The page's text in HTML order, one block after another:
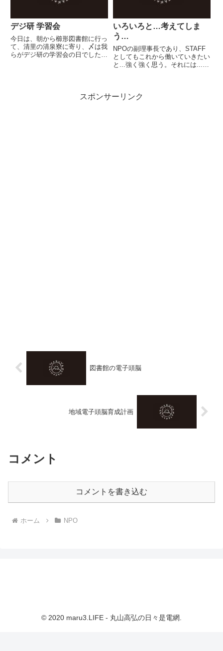
デジ研 学習会
今日は、朝から櫛形図書館に行っ
て、清里の清泉寮に寄り、〆は我
らがデジ研の学習会の日でした。
タルアーカイブは、とかくバー
いろいろと…考えてしま
う…
NPOの副理事長であり、STAFF
としてもこれから働いていきたい
と...強く強く思う。それには...い
した活動主体であることをなくし
スポンサーリンク
図書館の電子頭脳
地域電子頭脳育成計画
コメント
コメントを書き込む
ホーム NPO
© 2020 maru3.LIFE - 丸山高弘の日々是電網.